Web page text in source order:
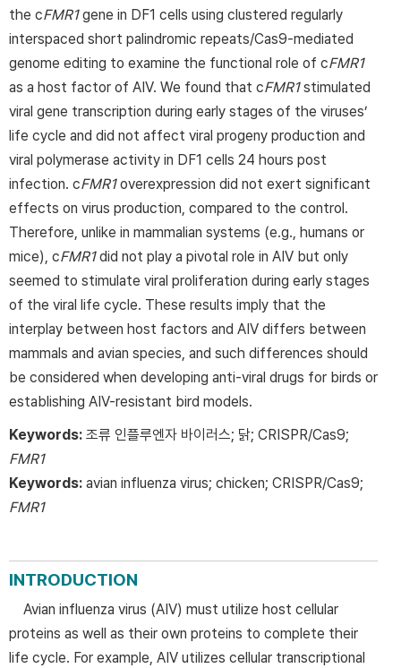
the cFMR1gene in DF1 cells using clustered regularly
interspaced short palindromic repeats/Cas9-mediated
genome editing to examine the functional role of cFMR1
as a host factor of AIV. We found that cFMR1stimulated
viral gene transcription during early stages of the viruses’
life cycle and did not affect viral progeny production and
viral polymerase activity in DF1 cells 24 hours post
infection. cFMR1overexpression did not exert significant
effects on virus production, compared to the control.
Therefore, unlike in mammalian systems (e.g., humans or
mice), cFMR1did not play a pivotal role in AIV but only
seemed to stimulate viral proliferation during early stages
of the viral life cycle. These results imply that the
interplay between host factors and AIV differs between
mammals and avian species, and such differences should
be considered when developing anti-viral drugs for birds or
establishing AIV-resistant bird models.
Keywords: 조류 인플루엔자 바이러스; 닭; CRISPR/Cas9;
FMR1
Keywords: avian influenza virus; chicken; CRISPR/Cas9;
FMR1
INTRODUCTION
Avian influenza virus (AIV) must utilize host cellular
proteins as well as their own proteins to complete their
life cycle. For example, AIV utilizes cellular transcriptional